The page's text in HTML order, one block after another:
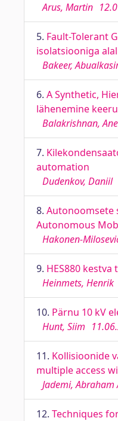
Arus, Martin
5. Fault-Tolerant
isolatsiooniga
Bakeer,
6. A Synthetic,
lähenemine
Balakrishnan,
7.
automation
Dudenkov, Daniil
8. Autonoomsete
Autonomous
Hakonen-
9. HES880
Heinmets, Henrik
10. Pärnu 10 kV
Hunt, Siim
11. Kollisioonide
multiple access
Jademi,
12. Techniques